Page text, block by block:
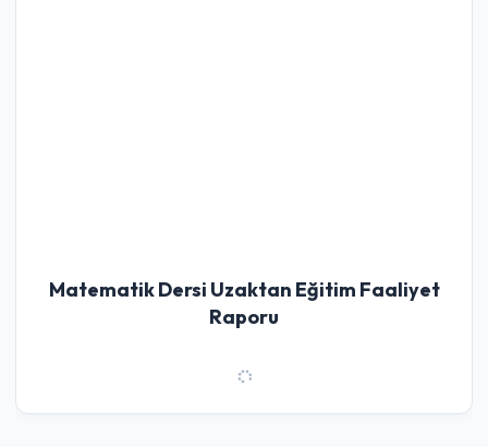
Matematik Dersi Uzaktan Eğitim Faaliyet
Raporu